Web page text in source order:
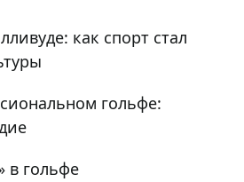
как спорт стал
гольфе:
в гольфе